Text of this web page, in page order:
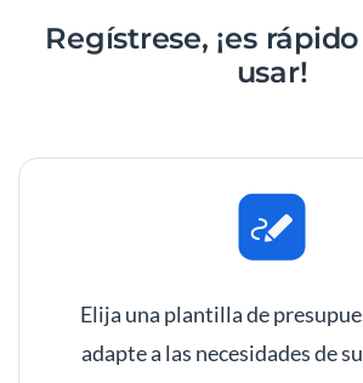
Regístrese, ¡es
usar!
Elija una plantilla de
adapte a las necesidades de